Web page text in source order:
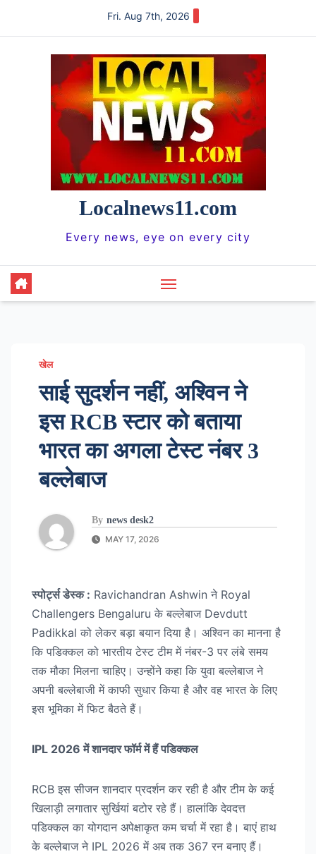
Fri. Aug 7th, 2026
Localnews11.com
Every news, eye on every city
खेल
साई सुदर्शन नहीं, अश्विन ने
इस RCB स्टार को बताया
भारत का अगला टेस्ट नंबर 3
बल्लेबाज
By news desk2
MAY 17, 2026
स्पोर्ट्स डेस्क : Ravichandran Ashwin ने Royal
Challengers Bengaluru के बल्लेबाज Devdutt
Padikkal को लेकर बड़ा बयान दिया है। अश्विन का मानना है
कि पडिक्कल को भारतीय टेस्ट टीम में नंबर-3 पर लंबे समय
तक मौका मिलना चाहिए। उन्होंने कहा कि युवा बल्लेबाज ने
अपनी बल्लेबाजी में काफी सुधार किया है और वह भारत के लिए
इस भूमिका में फिट बैठते हैं।
IPL 2026 में शानदार फॉर्म में हैं पडिक्कल
RCB इस सीजन शानदार प्रदर्शन कर रही है और टीम के कई
खिलाड़ी लगातार सुर्खियां बटोर रहे हैं। हालांकि देवदत्त
पडिक्कल का योगदान अपेक्षाकृत कम चर्चा में रहा है। बाएं हाथ
के बल्लेबाज ने IPL 2026 में अब तक 367 रन बनाए हैं।